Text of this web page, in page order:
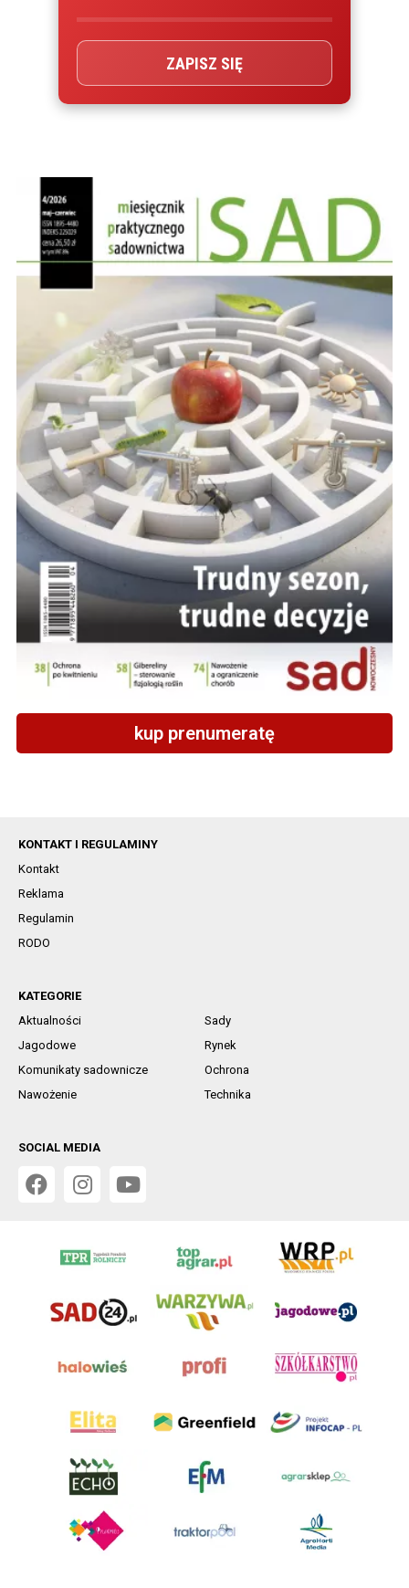
ZAPISZ SIĘ
kup prenumeratę
KONTAKT I REGULAMINY
Kontakt
Reklama
Regulamin
RODO
KATEGORIE
Aktualności
Sady
Jagodowe
Rynek
Komunikaty sadownicze
Ochrona
Nawożenie
Technika
SOCIAL MEDIA